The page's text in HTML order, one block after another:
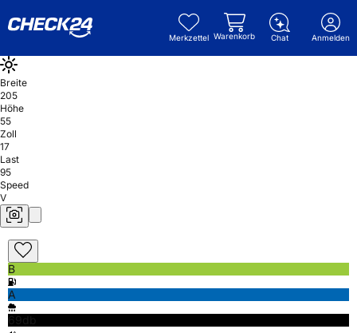
Merkzettel Warenkorb Chat Anmelden
Breite
205
Höhe
55
Zoll
17
Last
95
Speed
V
B
A
69db